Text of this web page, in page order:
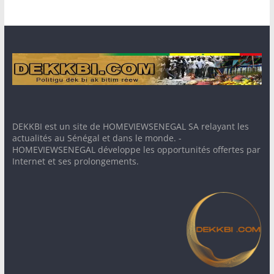
DEKKBI est un site de HOMEVIEWSENEGAL SA relayant les
actualités au Sénégal et dans le monde. -
HOMEVIEWSENEGAL développe les opportunités offertes par
Internet et ses prolongements.